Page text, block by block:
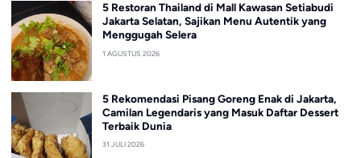
5 Restoran Thailand di Mall Kawasan Setiabudi
Jakarta Selatan, Sajikan Menu Autentik yang
Menggugah Selera
1 AGUSTUS 2026
5 Rekomendasi Pisang Goreng Enak di Jakarta,
Camilan Legendaris yang Masuk Daftar Dessert
Terbaik Dunia
31 JULI 2026